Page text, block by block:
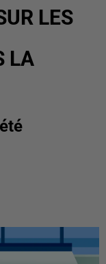
LES
LA